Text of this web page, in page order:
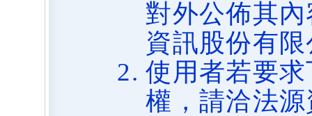
對外公佈其
資訊股份有
使用者若要
權，請洽法